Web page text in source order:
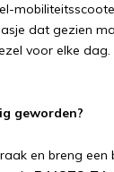
-
dat gezien
voor elke dag.
geworden?
en breng een